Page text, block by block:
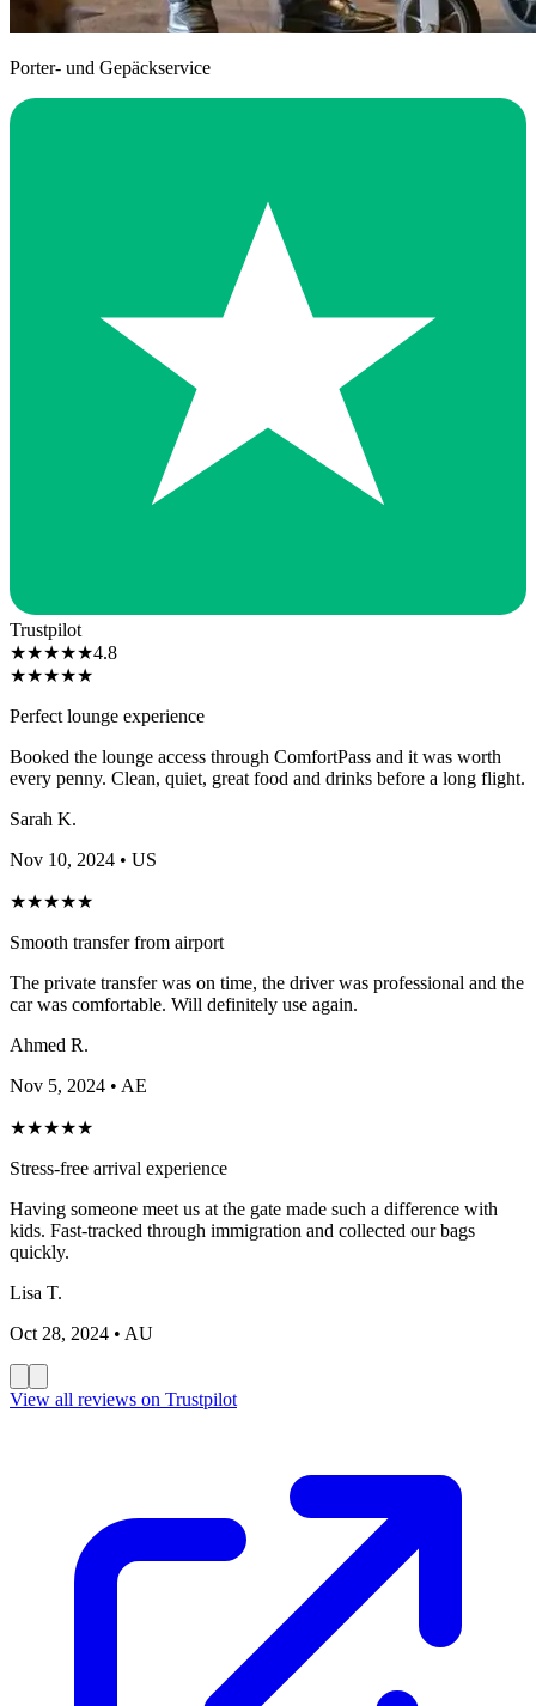
Porter- und Gepäckservice
Trustpilot
★★★★★4.8
★★★★★
Perfect lounge experience
Booked the lounge access through ComfortPass and it was worth
every penny. Clean, quiet, great food and drinks before a long flight.
Sarah K.
Nov 10, 2024 • US
★★★★★
Smooth transfer from airport
The private transfer was on time, the driver was professional and the
car was comfortable. Will definitely use again.
Ahmed R.
Nov 5, 2024 • AE
★★★★★
Stress-free arrival experience
Having someone meet us at the gate made such a difference with
kids. Fast-tracked through immigration and collected our bags
quickly.
Lisa T.
Oct 28, 2024 • AU
View all reviews on Trustpilot